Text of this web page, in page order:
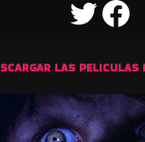
TWITTER
LAS PELICULAS